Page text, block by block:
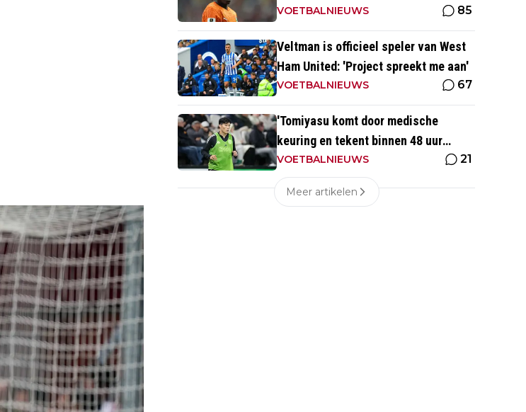
VOETBALNIEUWS 85
Veltman is officieel speler van West
Ham United: 'Project spreekt me aan'
VOETBALNIEUWS 67
'Tomiyasu komt door medische
keuring en tekent binnen 48 uur
contract bij nieuwe club'
VOETBALNIEUWS 21
Meer artikelen